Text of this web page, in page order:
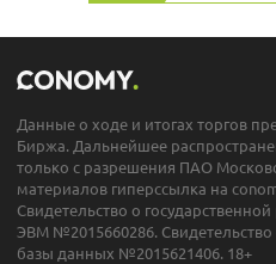
Данные о ходе и итогах торгов
Биржа. Дальнейшее
только с разрешения ПАО
материалов гиперссылка на
Свидетельство о
ЭВМ №2015660286. Свидетельство
базы данных №2015621406. 18+